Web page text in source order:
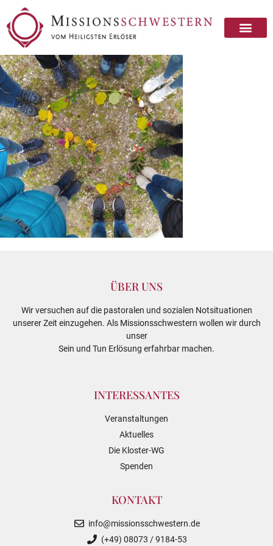
ÜBER UNS
Wir versuchen auf die pastoralen und sozialen Notsituationen
unserer Zeit einzugehen. Als Missionsschwestern wollen wir durch
unser
Sein und Tun Erlösung erfahrbar machen.
INTERESSANTES
Veranstaltungen
Aktuelles
Die Kloster-WG
Spenden
KONTAKT
info@missionsschwestern.de
(+49) 08073 / 9184-53